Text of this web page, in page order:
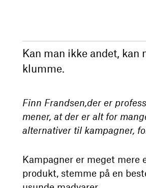
Kan man ikke andet, kan
klumme.
Finn Frandsen,der er
mener, at der er alt for
alternativer til kampagner,
Kampagner er meget mere
produkt, stemme på en